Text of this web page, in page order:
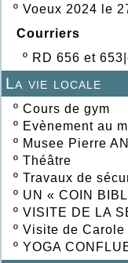
º Voeux 2024 le
Courriers
º RD 656 et
La vie locale
º Cours de gym
º Evènement au
º Musee Pierre
º Théâtre
º Travaux de
º UN « COIN
º VISITE DE LA
º Visite de Carole
º YOGA